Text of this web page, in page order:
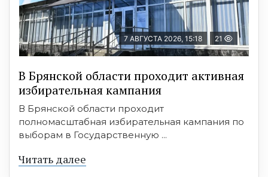
7 АВГУСТА 2026, 15:18 21
В Брянской области проходит активная
избирательная кампания
В Брянской области проходит
полномасштабная избирательная кампания по
выборам в Государственную ...
Читать далее